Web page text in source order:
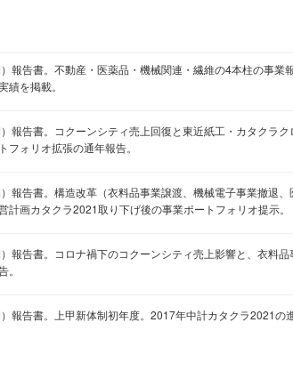
報告書。不動産・医薬品・機械関連・繊維の4本柱の事業
績を掲載。
報告書。コクーンシティ売上回復と東近紙工・カタクラ
ォリオ拡張の通年報告。
報告書。構造改革（衣料品事業譲渡、機械電子事業撤退、
計画カタクラ2021取り下げ後の事業ポートフォリオ提示。
報告書。コロナ禍下のコクーンシティ売上影響と、衣料
報告書。上甲新体制初年度。2017年中計カタクラ2021の